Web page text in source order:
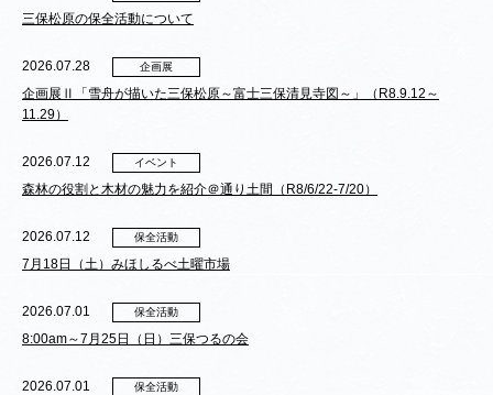
三保松原の保全活動について
2026.07.28 企画展
企画展Ⅱ「雪舟が描いた三保松原～富士三保清見寺図～」（R8.9.12～
11.29）
2026.07.12 イベント
森林の役割と木材の魅力を紹介＠通り土間（R8/6/22-7/20）
2026.07.12 保全活動
7月18日（土）みほしるべ土曜市場
2026.07.01 保全活動
8:00am～7月25日（日）三保つるの会
2026.07.01 保全活動